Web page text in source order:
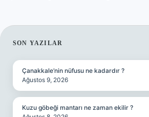
SIDEBAR
SON YAZILAR
Çanakkale’nin nüfusu ne kadardır ?
Ağustos 9, 2026
Kuzu göbeği mantarı ne zaman ekilir ?